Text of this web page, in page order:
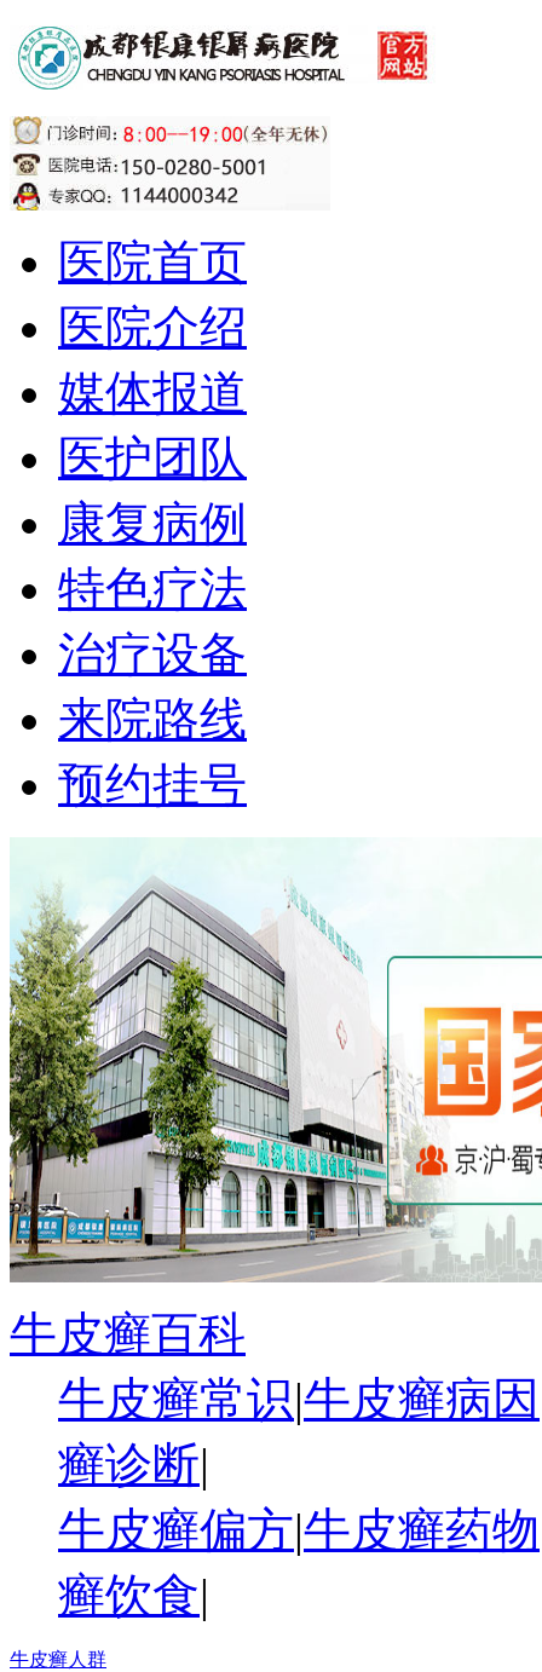
医院首页
医院介绍
媒体报道
医护团队
康复病例
特色疗法
治疗设备
来院路线
预约挂号
牛皮癣百科
牛皮癣常识|牛皮癣病因
癣诊断|
牛皮癣偏方|牛皮癣药物
癣饮食|
牛皮癣人群